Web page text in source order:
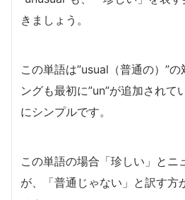
きましょう。
この単語は”usual（普通の）”
ングも最初に”un”が追加されて
にシンプルです。
この単語の場合「珍しい」とニ
が、「普通じゃない」と訳す方